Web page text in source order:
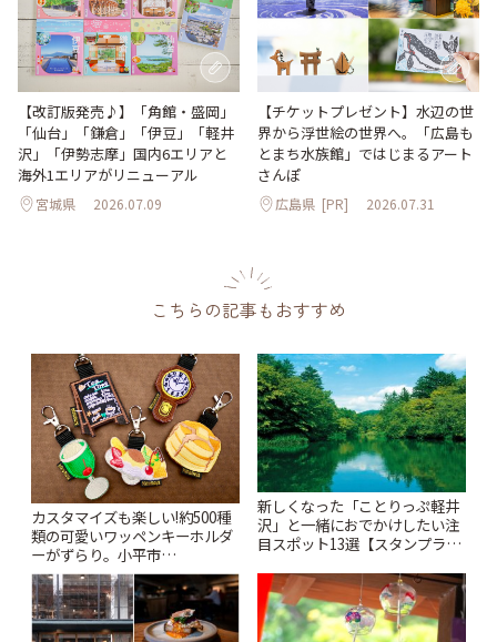
【改訂版発売♪】「角館・盛岡」
「仙台」「鎌倉」「伊豆」「軽井
沢」「伊勢志摩」国内6エリアと
海外1エリアがリニューアル
宮城県 2026.07.09
【チケットプレゼント】水辺の世
界から浮世絵の世界へ。「広島も
とまち水族館」ではじまるアート
さんぽ
広島県 [PR] 2026.07.31
こちらの記事もおすすめ
カスタマイズも楽しい!約500種
類の可愛いワッペンキーホルダ
ーがずらり。小平市
「Kimamaya T&K」 | ことりっ
ぷ
新しくなった「ことりっぷ軽井
沢」と一緒におでかけしたい注
目スポット13選【スタンプラリ